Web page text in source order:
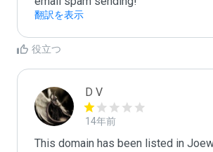
翻訳を表示
役立つ
D V
14年前
This domain has been listed in